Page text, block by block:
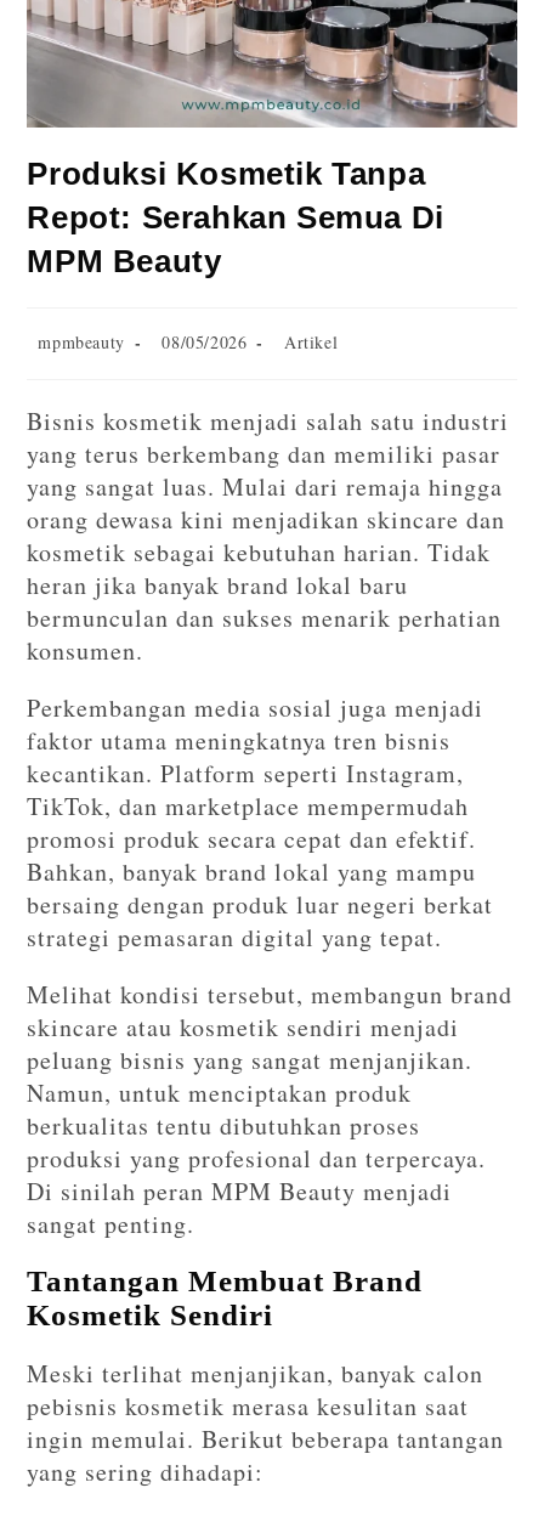
Produksi Kosmetik Tanpa
Repot: Serahkan Semua Di
MPM Beauty
mpmbeauty 08/05/2026 Artikel
Bisnis kosmetik menjadi salah satu industri
yang terus berkembang dan memiliki pasar
yang sangat luas. Mulai dari remaja hingga
orang dewasa kini menjadikan skincare dan
kosmetik sebagai kebutuhan harian. Tidak
heran jika banyak brand lokal baru
bermunculan dan sukses menarik perhatian
konsumen.
Perkembangan media sosial juga menjadi
faktor utama meningkatnya tren bisnis
kecantikan. Platform seperti Instagram,
TikTok, dan marketplace mempermudah
promosi produk secara cepat dan efektif.
Bahkan, banyak brand lokal yang mampu
bersaing dengan produk luar negeri berkat
strategi pemasaran digital yang tepat.
Melihat kondisi tersebut, membangun brand
skincare atau kosmetik sendiri menjadi
peluang bisnis yang sangat menjanjikan.
Namun, untuk menciptakan produk
berkualitas tentu dibutuhkan proses
produksi yang profesional dan terpercaya.
Di sinilah peran MPM Beauty menjadi
sangat penting.
Tantangan Membuat Brand
Kosmetik Sendiri
Meski terlihat menjanjikan, banyak calon
pebisnis kosmetik merasa kesulitan saat
ingin memulai. Berikut beberapa tantangan
yang sering dihadapi: